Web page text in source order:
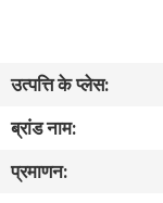
हमारे
बारे
में
उत्पत्ति के प्लेस:
ब्रांड नाम:
प्रमाणन: